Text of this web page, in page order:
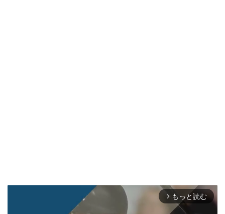
arrow_forward_ios もっと読む